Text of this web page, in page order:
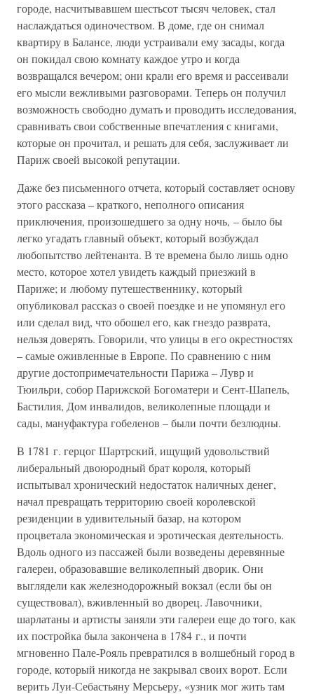
городе, насчитывавшем шестьсот тысяч человек, стал
наслаждаться одиночеством. В доме, где он снимал
квартиру в Балансе, люди устраивали ему засады, когда
он покидал свою комнату каждое утро и когда
возвращался вечером; они крали его время и рассеивали
его мысли вежливыми разговорами. Теперь он получил
возможность свободно думать и проводить исследования,
сравнивать свои собственные впечатления с книгами,
которые он прочитал, и решать для себя, заслуживает ли
Париж своей высокой репутации.
Даже без письменного отчета, который составляет основу
этого рассказа – краткого, неполного описания
приключения, произошедшего за одну ночь, – было бы
легко угадать главный объект, который возбуждал
любопытство лейтенанта. В те времена было лишь одно
место, которое хотел увидеть каждый приезжий в
Париже; и любому путешественнику, который
опубликовал рассказ о своей поездке и не упомянул его
или сделал вид, что обошел его, как гнездо разврата,
нельзя доверять. Говорили, что улицы в его окрестностях
– самые оживленные в Европе. По сравнению с ним
другие достопримечательности Парижа – Лувр и
Тюильри, собор Парижской Богоматери и Сент-Шапель,
Бастилия, Дом инвалидов, великолепные площади и
сады, мануфактура гобеленов – были почти безлюдны.
В 1781 г. герцог Шартрский, ищущий удовольствий
либеральный двоюродный брат короля, который
испытывал хронический недостаток наличных денег,
начал превращать территорию своей королевской
резиденции в удивительный базар, на котором
процветала экономическая и эротическая деятельность.
Вдоль одного из пассажей были возведены деревянные
галереи, образовавшие великолепный дворик. Они
выглядели как железнодорожный вокзал (если бы он
существовал), вживленный во дворец. Лавочники,
шарлатаны и артисты заняли эти галереи еще до того, как
их постройка была закончена в 1784 г., и почти
мгновенно Пале-Рояль превратился в волшебный город в
городе, который никогда не закрывал своих ворот. Если
верить Луи-Себастьяну Мерсьеру, «узник мог жить там